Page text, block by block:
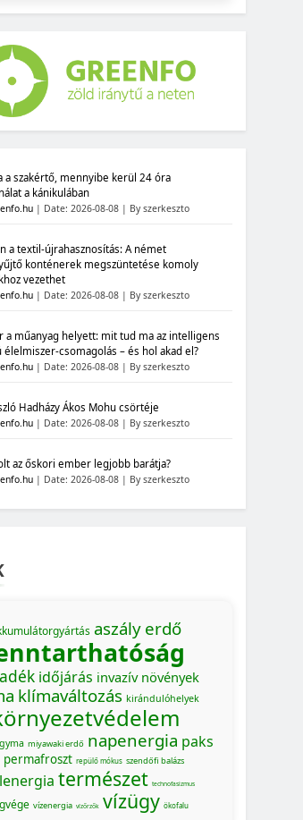
a szakértő, mennyibe kerül 24 óra
a kánikulában
Date: 2026-08-08 By szerkeszto
a textil-újrahasznosítás: A német
konténerek megszüntetése komoly
vezethet
Date: 2026-08-08 By szerkeszto
a műanyag helyett: mit tud ma az intelligens
élelmiszer-csomagolás – és hol akad el?
Date: 2026-08-08 By szerkeszto
Hadházy Ákos Mohu csörtéje
Date: 2026-08-08 By szerkeszto
az őskori ember legjobb barátja?
Date: 2026-08-08 By szerkeszto
aszály erdő
időjárás invazív növények
klímaváltozás kirándulóhelyek
miyawaki erdő napenergia paks
permafroszt repülő mókus szendőfi balázs
természet technofasizmus
vízenergia vízőrzők vízügy ökofalu